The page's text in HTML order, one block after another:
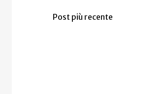
Post più recente